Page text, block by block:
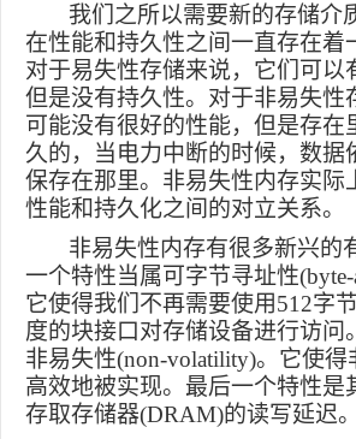
我们之所以需要新的存储介
在性能和持久性之间一直存在着
对于易失性存储来说，它们可以
但是没有持久性。对于非易失性
可能没有很好的性能，但是存在
久的，当电力中断的时候，数据
保存在那里。非易失性内存实际
性能和持久化之间的对立关系。
非易失性内存有很多新兴的
一个特性当属可字节寻址性
它使得我们不再需要使用512字
度的块接口对存储设备进行访问
非易失性(non-volatility)。它使得
高效地被实现。最后一个特性是
存取存储器(DRAM)的读写延迟。